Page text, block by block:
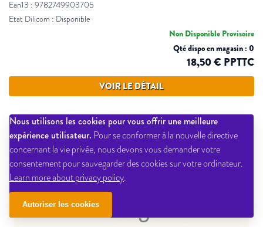
Nous utilisons les cookies pour vous offrir une meilleure
expérience utilisateur. Pour se conformer à la nouvelle directive
concernant la vie privée, nous devons vous demander votre
consentement pour sauvegarder des cookies sur votre ordinateur.
Learn more about privacy policy.
Autoriser les cookies
Ean13 : 9782749903705
Etat Dilicom : Disponible
Non Disponible Provisoire
Qté dispo en magasin : 0
18,50 € PPTTC
VOIR LE DÉTAIL